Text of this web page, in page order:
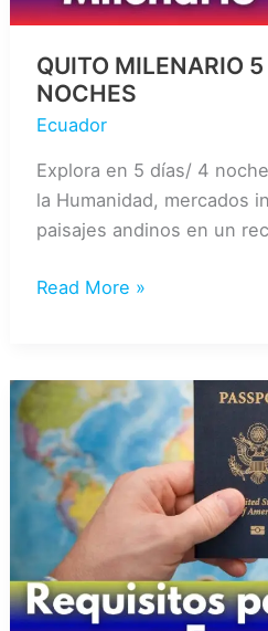
QUITO MILENARIO
NOCHES
Ecuador
Explora en 5 días/ 4
la Humanidad, mercados
paisajes andinos en un
QUITO
DIAS
4
NOCHES
Read More »